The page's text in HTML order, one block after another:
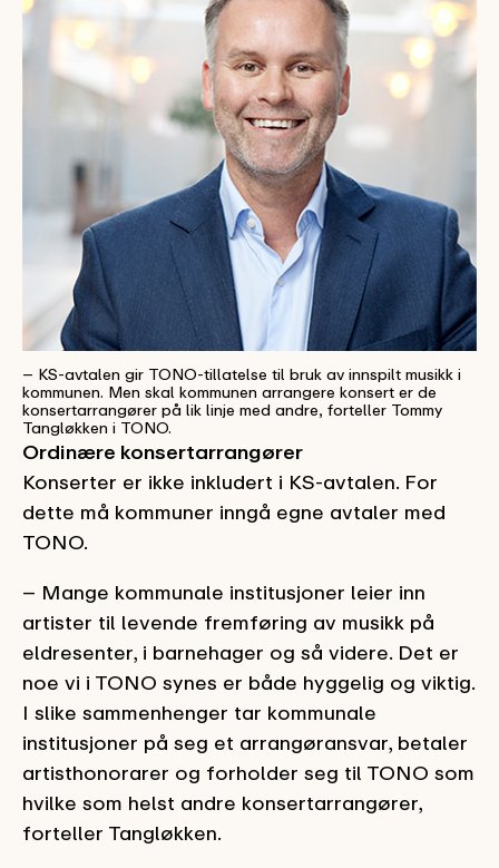
– KS-avtalen gir TONO-tillatelse til bruk av innspilt musikk i
kommunen. Men skal kommunen arrangere konsert er de
konsertarrangører på lik linje med andre, forteller Tommy
Tangløkken i TONO.
Ordinære konsertarrangører
Konserter er ikke inkludert i KS-avtalen. For
dette må kommuner inngå egne avtaler med
TONO.
– Mange kommunale institusjoner leier inn
artister til levende fremføring av musikk på
eldresenter, i barnehager og så videre. Det er
noe vi i TONO synes er både hyggelig og viktig.
I slike sammenhenger tar kommunale
institusjoner på seg et arrangøransvar, betaler
artisthonorarer og forholder seg til TONO som
hvilke som helst andre konsertarrangører,
forteller Tangløkken.